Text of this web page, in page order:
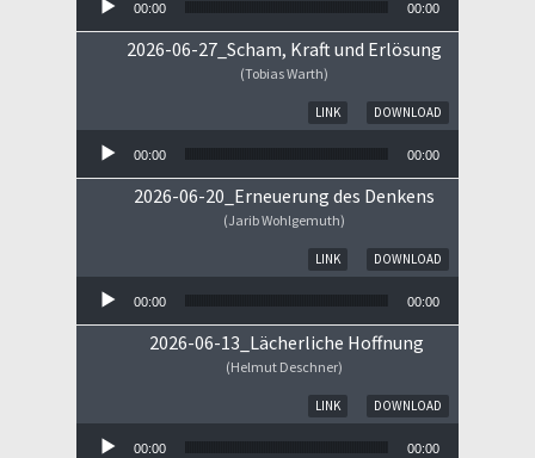
00:00 00:00
2026-06-27_Scham, Kraft und Erlösung
(Tobias Warth)
DOWNLOAD
LINK
00:00 00:00
2026-06-20_Erneuerung des Denkens
(Jarib Wohlgemuth)
DOWNLOAD
LINK
00:00 00:00
2026-06-13_Lächerliche Hoffnung
(Helmut Deschner)
DOWNLOAD
LINK
00:00 00:00